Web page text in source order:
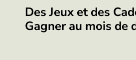
Des Jeux et des
Gagner au mois de